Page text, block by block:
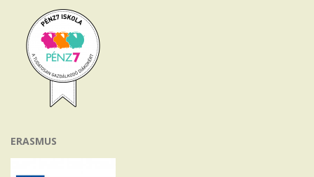
ERASMUS